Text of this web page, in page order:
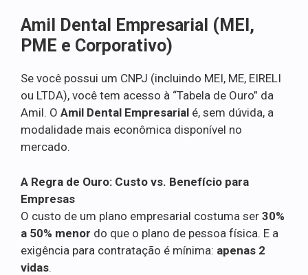
Amil Dental Empresarial (MEI,
PME e Corporativo)
Se você possui um CNPJ (incluindo MEI, ME, EIRELI
ou LTDA), você tem acesso à “Tabela de Ouro” da
Amil. O Amil Dental Empresarial é, sem dúvida, a
modalidade mais econômica disponível no
mercado.
A Regra de Ouro: Custo vs. Benefício para
Empresas
O custo de um plano empresarial costuma ser 30%
a 50% menor do que o plano de pessoa física. E a
exigência para contratação é mínima: apenas 2
vidas.